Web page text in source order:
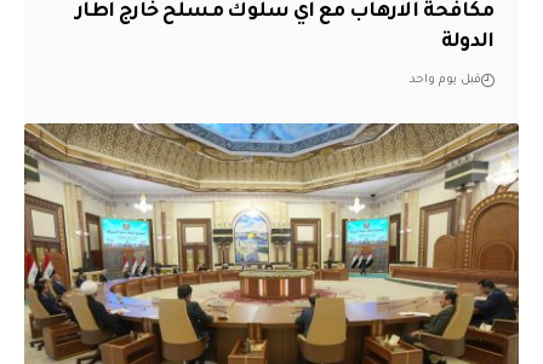
مكافحة الارهاب مع اي سلوك مسلح خارج اطار
الدولة
قبل يوم واحد